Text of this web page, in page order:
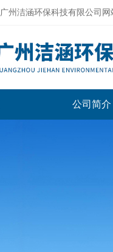
州洁涵环保科技有限公司网
公司简介